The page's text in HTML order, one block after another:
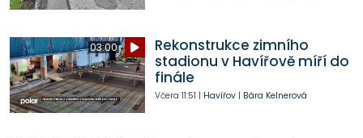
03:00
Rekonstrukce zimního
stadionu v Havířově míří do
finále
Včera 11:51 | Havířov| Bára Kelnerová